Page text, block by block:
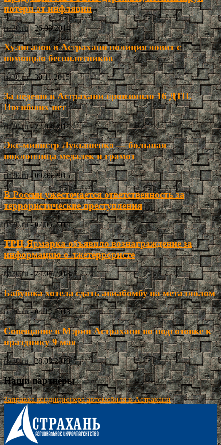
потери от инфляции
ria30.ru - 26.03.2014
Хулиганов в Астрахани полиция ловит с
помощью беспилотников
ria30.ru - 30.11.2015
За неделю в Астрахани произошло 16 ДТП.
Погибших нет
ria30.ru - 22.07.2014
Экс-министр Лукьяненко — большая
поклонница медалек и грамот
ria30.ru - 09.06.2015
В России ужесточается ответственность за
террористические преступления
ria30.ru - 07.05.2014
ТРЦ Ярмарка объявило вознаграждение за
информацию о лжетеррористе
ria30.ru - 24.04.2013
Бабушка хотела сдать авиабомбу на металлолом
ria30.ru - 04.12.2013
Совещание в Мэрии Астрахани по подготовке к
празднику 9 мая
ria30.ru - 28.03.2013
Наши партнёры
Заправка кондиционера автомобиля в Астрахани